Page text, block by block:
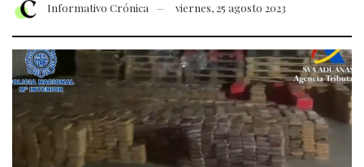
Informativo Crónica viernes, 25 agosto 2023